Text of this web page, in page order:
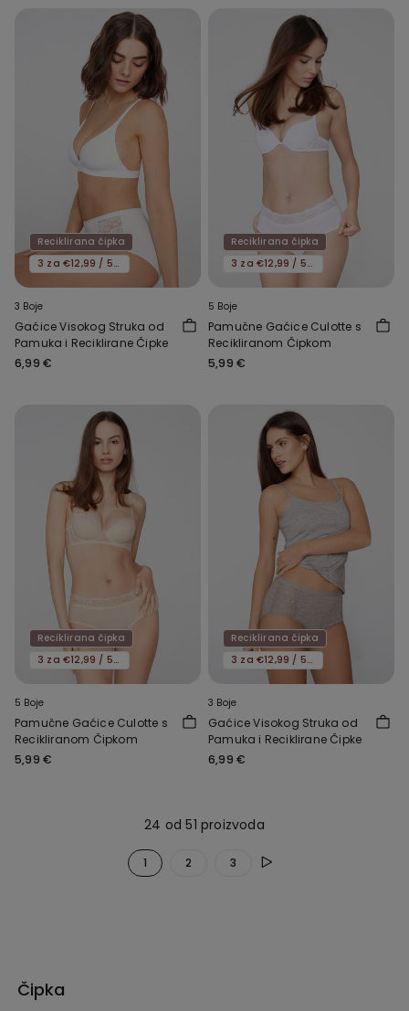
Reciklirana čipka
3 za €12,99 / 5 za €19,99
3 Boje
Gaćice Visokog Struka od
Pamuka i Reciklirane Čipke
6,99 €
Reciklirana čipka
3 za €12,99 / 5 za €19,99
5 Boje
Pamučne Gaćice Culotte s
Recikliranom Čipkom
5,99 €
Reciklirana čipka
3 za €12,99 / 5 za €19,99
5 Boje
Pamučne Gaćice Culotte s
Recikliranom Čipkom
5,99 €
Reciklirana čipka
3 za €12,99 / 5 za €19,99
3 Boje
Gaćice Visokog Struka od
Pamuka i Reciklirane Čipke
6,99 €
24 od 51 proizvoda
1 2 3
Čipka